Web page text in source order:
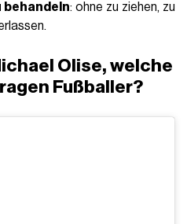
behandeln: ohne zu ziehen, zu
Olise, welche
Fußballer?